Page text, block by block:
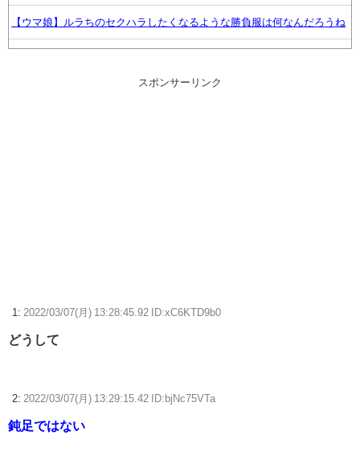
【ウマ娘】ルラちのセクハラしたくなるような勝負服は何なんだろうね
【株式】任天堂が続伸 1Q決算の大幅増益を素直に評価
【ウマ娘】ディザイアの謎ポーズ、完全にアレと一致ｗｗｗ
【競馬】G1・2勝 アスコリピチェーノが引退 繁殖入りへ
スポンサーリンク
1: 2022/03/07(月) 13:28:45.92 ID:xC6KTD9b0
どうして
2: 2022/03/07(月) 13:29:15.42 ID:bjNc75VTa
鈍足ではない